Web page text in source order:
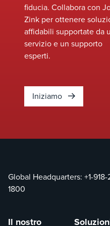
fiducia. Collabora con
Zink per ottenere
affidabili supportate da
servizio e un supporto
esperti.
Iniziamo
Global Headquarters: +1-
1800
Il nostro